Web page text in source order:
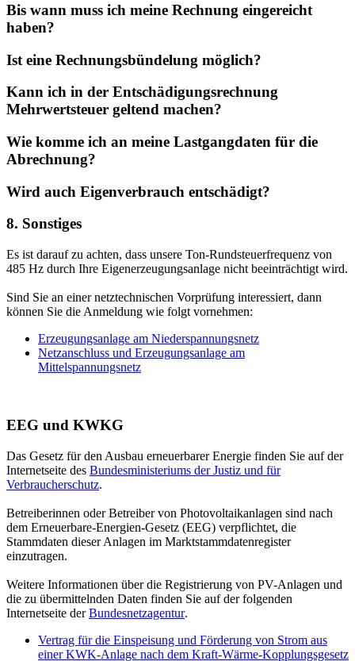
Bis wann muss ich meine Rechnung eingereicht
haben?
Ist eine Rechnungsbündelung möglich?
Kann ich in der Entschädigungsrechnung
Mehrwertsteuer geltend machen?
Wie komme ich an meine Lastgangdaten für die
Abrechnung?
Wird auch Eigenverbrauch entschädigt?
8. Sonstiges
Es ist darauf zu achten, dass unsere Ton-Rundsteuerfrequenz von
485 Hz durch Ihre Eigenerzeugungsanlage nicht beeinträchtigt wird.
Sind Sie an einer netztechnischen Vorprüfung interessiert, dann
können Sie die Anmeldung wie folgt vornehmen:
Erzeugungsanlage am Niederspannungsnetz
Netzanschluss und Erzeugungsanlage am
Mittelspannungsnetz
EEG und KWKG
Das Gesetz für den Ausbau erneuerbarer Energie finden Sie auf der
Internetseite des Bundesministeriums der Justiz und für
Verbraucherschutz.
Betreiberinnen oder Betreiber von Photovoltaikanlagen sind nach
dem Erneuerbare-Energien-Gesetz (EEG) verpflichtet, die
Stammdaten dieser Anlagen im Marktstammdatenregister
einzutragen.
Weitere Informationen über die Registrierung von PV-Anlagen und
die zu übermittelnden Daten finden Sie auf der folgenden
Internetseite derBundesnetzagentur.
Vertrag für die Einspeisung und Förderung von Strom aus
einer KWK-Anlage nach dem Kraft-Wärme-Kopplungsgesetz